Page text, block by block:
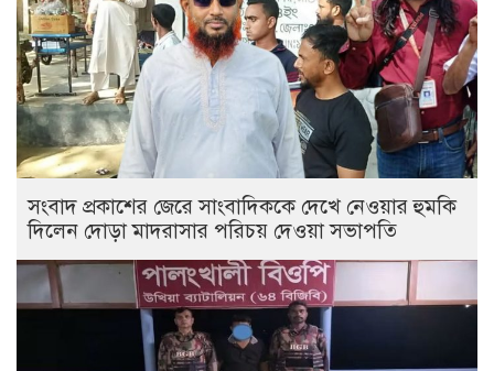
সংবাদ প্রকাশের জেরে সাংবাদিককে দেখে নেওয়ার হুমকি
দিলেন দোড়া মাদরাসার পরিচয় দেওয়া সভাপতি